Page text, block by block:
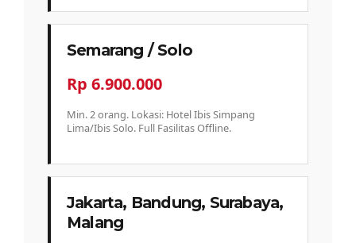
Semarang / Solo
Rp 6.900.000
Min. 2 orang. Lokasi: Hotel Ibis Simpang
Lima/Ibis Solo. Full Fasilitas Offline.
Jakarta, Bandung, Surabaya,
Malang